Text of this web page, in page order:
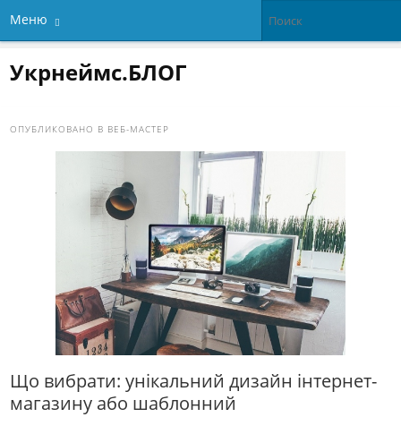
Меню
Укрнеймс.БЛОГ
ОПУБЛИКОВАНО В ВЕБ-МАСТЕР
Що вибрати: унікальний дизайн інтернет-
магазину або шаблонний